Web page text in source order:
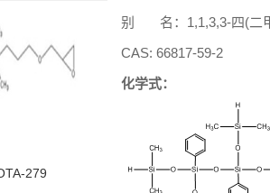
279
别 名：1,1,3,3-四(二
CAS: 66817-59-2
化学式：